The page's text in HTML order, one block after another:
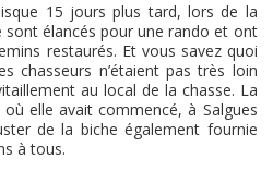
15 jours plus tard, lors de la
sont élancés pour une rando et ont
restaurés. Et vous savez quoi
chasseurs n’étaient pas très loin
au local de la chasse. La
elle avait commencé, à Salgues
de la biche également fournie
à tous.